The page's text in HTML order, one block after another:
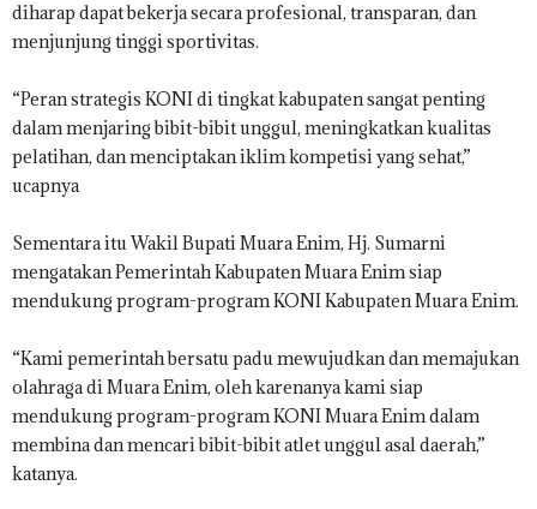
diharap dapat bekerja secara profesional, transparan, dan
menjunjung tinggi sportivitas.
“Peran strategis KONI di tingkat kabupaten sangat penting
dalam menjaring bibit-bibit unggul, meningkatkan kualitas
pelatihan, dan menciptakan iklim kompetisi yang sehat,”
ucapnya
Sementara itu Wakil Bupati Muara Enim, Hj. Sumarni
mengatakan Pemerintah Kabupaten Muara Enim siap
mendukung program-program KONI Kabupaten Muara Enim.
“Kami pemerintah bersatu padu mewujudkan dan memajukan
olahraga di Muara Enim, oleh karenanya kami siap
mendukung program-program KONI Muara Enim dalam
membina dan mencari bibit-bibit atlet unggul asal daerah,”
katanya.